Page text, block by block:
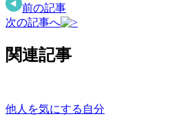
前の記事
次の記事へ
関連記事
他人を気にする自分